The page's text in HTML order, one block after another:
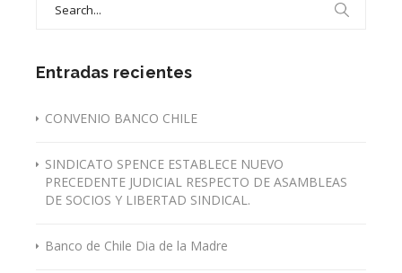
Entradas recientes
CONVENIO BANCO CHILE
SINDICATO SPENCE ESTABLECE NUEVO
PRECEDENTE JUDICIAL RESPECTO DE ASAMBLEAS
DE SOCIOS Y LIBERTAD SINDICAL.
Banco de Chile Dia de la Madre